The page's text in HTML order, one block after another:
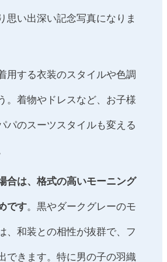
思い出深い記念写真になりま
用する衣装のスタイルや色調
。着物やドレスなど、お子様
パのスーツスタイルも変える
合は、格式の高いモーニング
です。黒やダークグレーのモ
、和装との相性が抜群で、フ
できます。特に男の子の羽織